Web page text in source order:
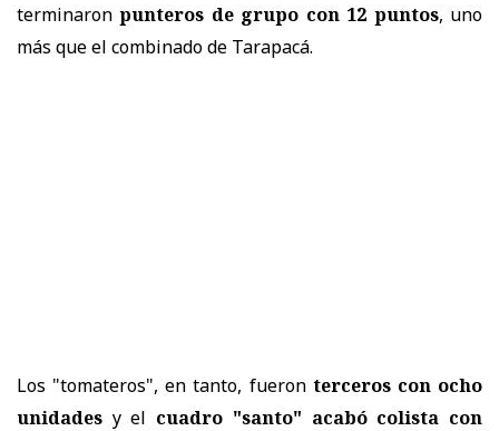
terminaronpunteros de grupo con 12 puntos, uno
más que el combinado de Tarapacá.
Los "tomateros", en tanto, fueron terceros con ocho
unidades y el cuadro "santo" acabó colista con